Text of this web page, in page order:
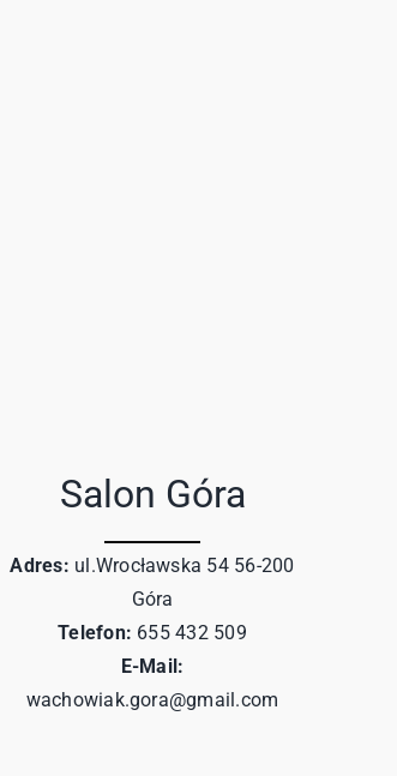
Salon Góra
Adres: ul.Wrocławska 54 56-200
Góra
Telefon: 655 432 509
E-Mail:
wachowiak.gora@gmail.com